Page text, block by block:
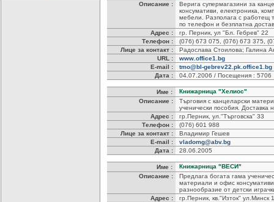
Описание :
Верига супермагазини за
консумативи, електроника,
мебели. Разполага с работещ
по телефон и безплатна
Адрес :
гр. Перник, ул "Бл. Гебрев" 22
Телефон :
(076) 673 075, (076) 673 375,
Лице за контакт :
Радослава Стоилова; Галина
URL :
www.office1.bg
E-mail :
tmo@bl-gebrev22.pk.office1.bg
Дата :
04.07.2006 / Посещения : 5706
Име :
Книжарница "Хелиос"
Описание :
Търговия с канцеларски
ученически пособия. Доставка
Адрес :
гр.Перник, ул."Търговска" 33
Телефон :
(076) 601 988
Лице за контакт :
Владимир Гешев
E-mail :
vladomg@abv.bg
Дата :
28.06.2005
Име :
Книжарница "ВЕСИ"
Описание :
Предлага богата гама
материали и офис
разнообразие от детски
Адрес :
гр.Перник, кв."Изток" ул.Минск